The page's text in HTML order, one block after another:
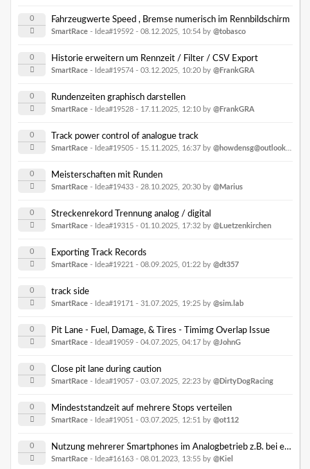
0 Fahrzeugwerte Speed , Bremse numerisch im Rennbildschirm
SmartRace - Idea#19592 - 08.12.2025, 10:54 by @tobasco
0 Historie erweitern um Rennzeit / Filter / CSV Export
SmartRace - Idea#19574 - 03.12.2025, 10:20 by @FrankGRA
0 Rundenzeiten graphisch darstellen
SmartRace - Idea#19528 - 17.11.2025, 12:10 by @FrankGRA
0 Track power control of analogue track
SmartRace - Idea#19505 - 15.11.2025, 16:37 by @howdensg@outlook.com
0 Meisterschaften mit Runden
SmartRace - Idea#19433 - 28.10.2025, 20:30 by @Marius
0 Streckenrekord Trennung analog / digital
SmartRace - Idea#19315 - 01.10.2025, 17:32 by @Luetzenkirchen
0 Exporting Track Records
SmartRace - Idea#19221 - 08.09.2025, 01:22 by @dt357
0 track side
SmartRace - Idea#19171 - 31.07.2025, 19:25 by @sim.lab
0 Pit Lane - Fuel, Damage, & Tires - Timimg Overlap Issue
SmartRace - Idea#19059 - 04.07.2025, 04:17 by @JohnG
0 Close pit lane during caution
SmartRace - Idea#19057 - 03.07.2025, 22:23 by @DirtyDogRacing
0 Mindeststandzeit auf mehrere Stops verteilen
SmartRace - Idea#19051 - 03.07.2025, 12:51 by @ot112
0 Nutzung mehrerer Smartphones im Analogbetrieb z.B. bei einer Boxengasse
SmartRace - Idea#16163 - 08.01.2023, 13:55 by @Kiel